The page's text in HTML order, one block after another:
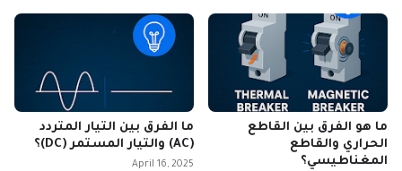
ما هو الفرق بين القاطع
الحراري والقاطع
المغناطيسي؟
ما الفرق بين التيار المتردد
(AC) والتيار المستمر (DC)؟
April 16, 2025